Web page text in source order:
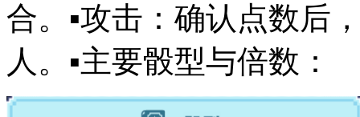
合。▪️攻击：确认点数后
人。▪️主要骰型与倍数：